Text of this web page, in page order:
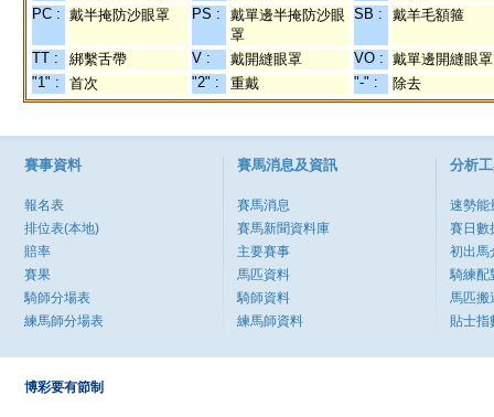
PC : 戴半掩防沙眼罩 PS :
戴單邊半掩防沙眼
罩
SB : 戴羊毛額箍
TT : 綁繫舌帶 V : 戴開縫眼罩 VO : 戴單邊開縫眼罩
"1" :
首次 "2" : 重戴 "-" : 除去
賽事資料
報名表
排位表(本地)
賠率
賽果
騎師分場表
練馬師分場表
賽馬消息及資訊
賽馬消息
賽馬新聞資料庫
主要賽事
馬匹資料
騎師資料
練馬師資料
分析
速勢能
賽日數
初出馬
騎練配
馬匹搬
貼士指
博彩要有節制